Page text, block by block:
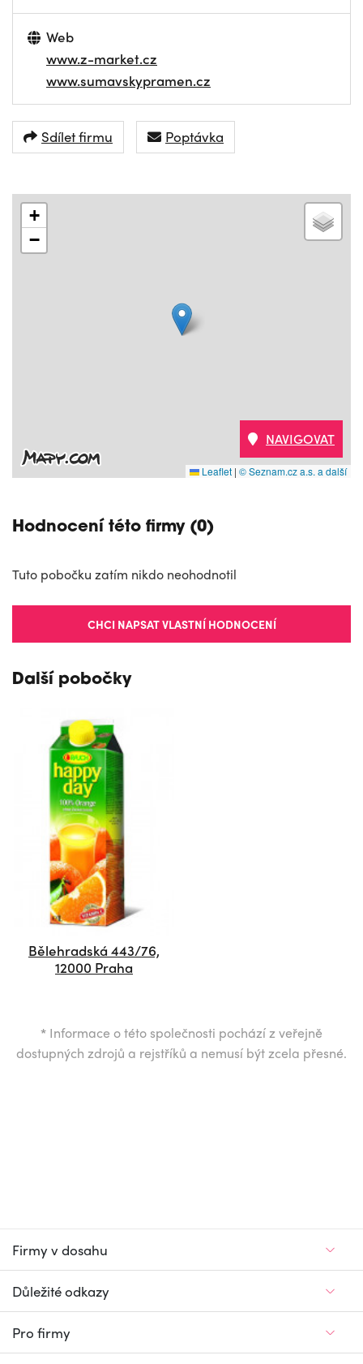
Web
www.z-market.cz
www.sumavskypramen.cz
Sdílet firmu Poptávka
+
−
Leaflet | © Seznam.cz a.s. a další
NAVIGOVAT
Hodnocení této firmy (0)
Tuto pobočku zatím nikdo neohodnotil
CHCI NAPSAT VLASTNÍ HODNOCENÍ
Další pobočky
Bělehradská 443/76,
12000 Praha
* Informace o této společnosti pochází z veřejně
dostupných zdrojů a rejstříků a nemusí být zcela přesné.
Firmy v dosahu
Důležité odkazy
Pro firmy